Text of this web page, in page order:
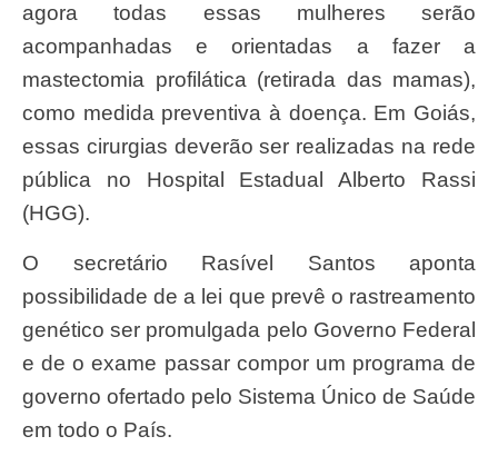
agora todas essas mulheres serão
acompanhadas e orientadas a fazer a
mastectomia profilática (retirada das mamas),
como medida preventiva à doença. Em Goiás,
essas cirurgias deverão ser realizadas na rede
pública no Hospital Estadual Alberto Rassi
(HGG).
O secretário Rasível Santos aponta
possibilidade de a lei que prevê o rastreamento
genético ser promulgada pelo Governo Federal
e de o exame passar compor um programa de
governo ofertado pelo Sistema Único de Saúde
em todo o País.